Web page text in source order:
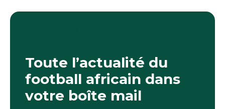
Toute l’actualité du
football africain dans
votre boîte mail